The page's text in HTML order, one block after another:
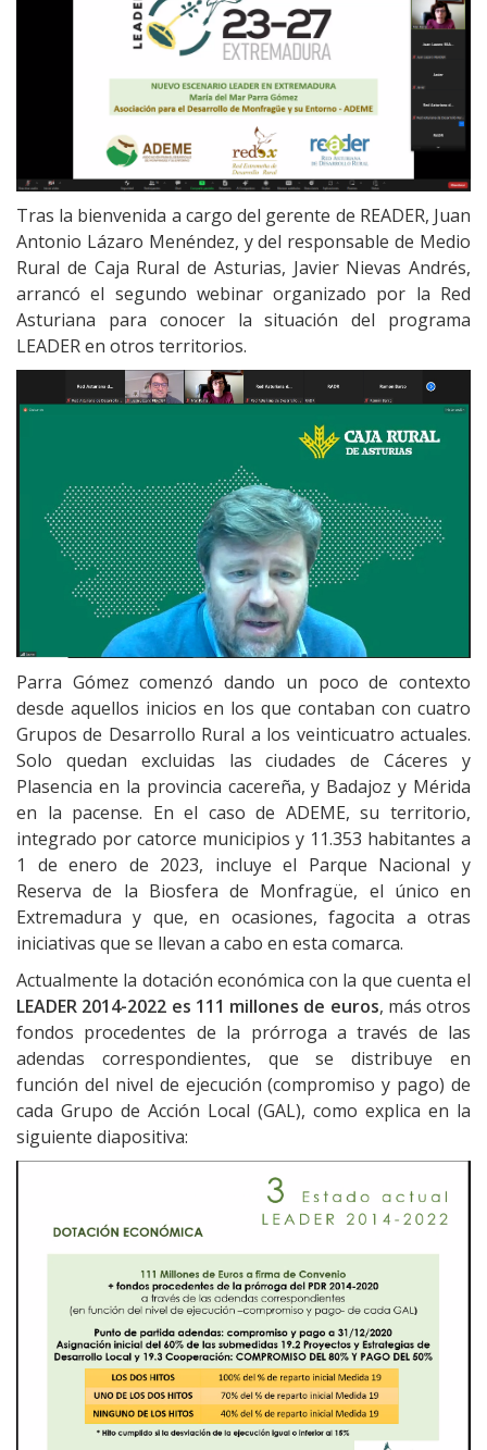
Tras la bienvenida a cargo del gerente de READER, Juan
Antonio Lázaro Menéndez, y del responsable de Medio
Rural de Caja Rural de Asturias, Javier Nievas Andrés,
arrancó el segundo webinar organizado por la Red
Asturiana para conocer la situación del programa
LEADER en otros territorios.
Parra Gómez comenzó dando un poco de contexto
desde aquellos inicios en los que contaban con cuatro
Grupos de Desarrollo Rural a los veinticuatro actuales.
Solo quedan excluidas las ciudades de Cáceres y
Plasencia en la provincia cacereña, y Badajoz y Mérida
en la pacense. En el caso de ADEME, su territorio,
integrado por catorce municipios y 11.353 habitantes a
1 de enero de 2023, incluye el Parque Nacional y
Reserva de la Biosfera de Monfragüe, el único en
Extremadura y que, en ocasiones, fagocita a otras
iniciativas que se llevan a cabo en esta comarca.
Actualmente la dotación económica con la que cuenta el
LEADER 2014-2022 es 111 millones de euros, más otros
fondos procedentes de la prórroga a través de las
adendas correspondientes, que se distribuye en
función del nivel de ejecución (compromiso y pago) de
cada Grupo de Acción Local (GAL), como explica en la
siguiente diapositiva: